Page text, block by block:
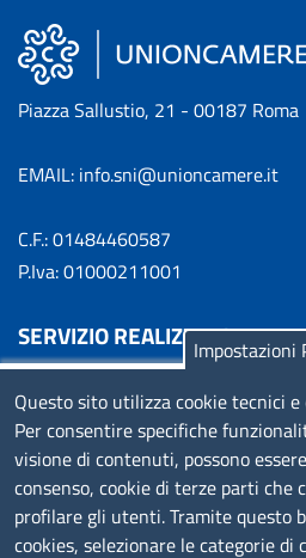
Piazza Sallustio, 21 - 00187 Roma
EMAIL: info.sni@unioncamere.it
C.F.: 01484460587
P.Iva: 01000211001
SERVIZIO REALIZZATO DA
SEGUICI SU
Impostazioni
Questo sito utilizza cookie tecnici
Per consentire specifiche
visione di contenuti, possono
consenso, cookie di terze parti che
profilare gli utenti. Tramite questo
cookies, selezionare le categorie di